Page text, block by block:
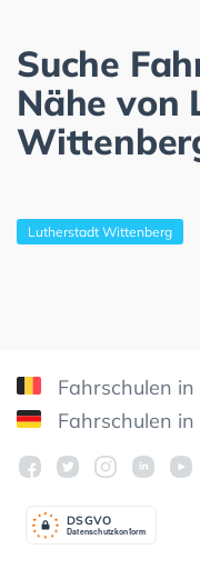
Suche
Nähe von
Lutherstadt Wittenberg
Fahrschulen in
Fahrschulen
Datenschutzkonform
DSGVO